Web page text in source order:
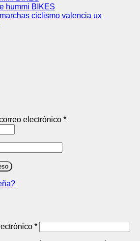
hummi BIKES
ciclismo valencia ux
electrónico *Obligatorio
*Obligatorio